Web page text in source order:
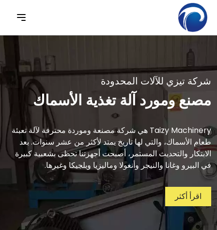
تيزي للآلات المحدودة
ومورد آلة تغذية الأسماك
Taizy Machinery هي شركة مصنعة وموردة محترفة لآلة تعبئة
الأسماك، والتي لها تاريخ يمتد لأكثر من عشر سنوات. بعد
والتحديث المستمر، أصبحت أجهزتنا تحظى بشعبية كبيرة
البيرو وغانا والنيجر وأنغولا وماليزيا وبلجيكا وغيرها.
اقرأ أكثر